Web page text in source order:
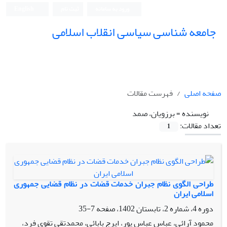
جامعه شناسی سیاسی انقلاب اسلامی
صفحه اصلی
فهرست مقالات
نویسنده =برزویان، صمد
تعداد مقالات:
1
طراحی الگوی نظام جبران خدمات قضات در نظام قضایی جمهوری
اسلامی ایران
دوره 4، شماره 2، تابستان 1402، صفحه
7-35
محمود آرائی، عباس عباس پور، ایرج بابائی، محمدتقی تقوی فرد،